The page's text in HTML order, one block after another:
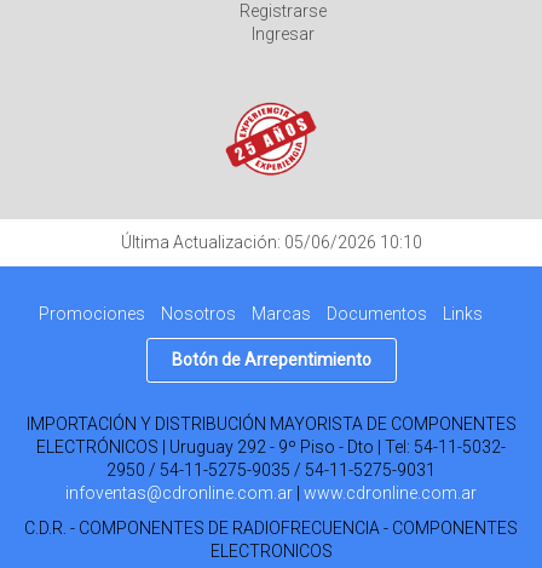
Registrarse
Ingresar
Última Actualización: 05/06/2026 10:10
Promociones Nosotros Marcas Documentos Links
Botón de Arrepentimiento
IMPORTACIÓN Y DISTRIBUCIÓN MAYORISTA DE COMPONENTES
ELECTRÓNICOS | Uruguay 292 - 9º Piso - Dto | Tel: 54-11-5032-
2950 / 54-11-5275-9035 / 54-11-5275-9031
infoventas@cdronline.com.ar www.cdronline.com.ar
C.D.R. - COMPONENTES DE RADIOFRECUENCIA - COMPONENTES
ELECTRONICOS